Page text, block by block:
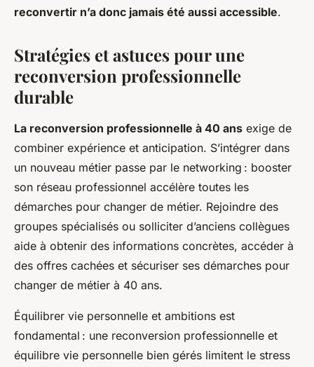
reconvertir n’a donc jamais été aussi accessible.
Stratégies et astuces pour une
reconversion professionnelle
durable
La reconversion professionnelle à 40 ans exige de
combiner expérience et anticipation. S’intégrer dans
un nouveau métier passe par le networking : booster
son réseau professionnel accélère toutes les
démarches pour changer de métier. Rejoindre des
groupes spécialisés ou solliciter d’anciens collègues
aide à obtenir des informations concrètes, accéder à
des offres cachées et sécuriser ses démarches pour
changer de métier à 40 ans.
Équilibrer vie personnelle et ambitions est
fondamental : une reconversion professionnelle et
équilibre vie personnelle bien gérés limitent le stress